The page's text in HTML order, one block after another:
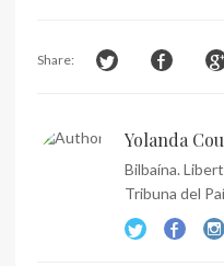
Share:
Yolanda
Bilbaína.
Tribuna del